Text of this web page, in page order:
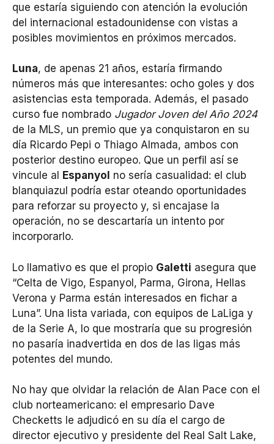
que estaría siguiendo con atención la evolución
del internacional estadounidense con vistas a
posibles movimientos en próximos mercados.
Luna, de apenas 21 años, estaría firmando
números más que interesantes: ocho goles y dos
asistencias esta temporada. Además, el pasado
curso fue nombrado Jugador Joven del Año 2024
de la MLS, un premio que ya conquistaron en su
día Ricardo Pepi o Thiago Almada, ambos con
posterior destino europeo. Que un perfil así se
vincule al
Espanyol no sería casualidad: el club
blanquiazul podría estar oteando oportunidades
para reforzar su proyecto y, si encajase la
operación, no se descartaría un intento por
incorporarlo.
Lo llamativo es que el propio Galetti asegura que
“Celta de Vigo, Espanyol, Parma, Girona, Hellas
Verona y Parma están interesados en fichar a
Luna”. Una lista variada, con equipos de LaLiga y
de la Serie A, lo que mostraría que su progresión
no pasaría inadvertida en dos de las ligas más
potentes del mundo.
No hay que olvidar la relación de Alan Pace con el
club norteamericano: el empresario Dave
Checketts le adjudicó en su día el cargo de
director ejecutivo y presidente del Real Salt Lake,